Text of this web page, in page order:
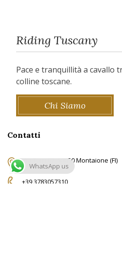
Riding Tuscany
Pace e tranquillità a cavallo
colline toscane.
Chi Siamo
Contatti
Via Torri 62, 50050 Montaione (FI)
+39 3783057310
WhatsApp us